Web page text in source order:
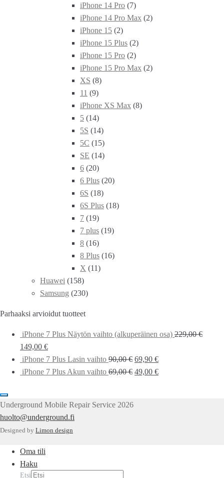
iPhone 14 Pro (7)
iPhone 14 Pro Max (2)
iPhone 15 (2)
iPhone 15 Plus (2)
iPhone 15 Pro (2)
iPhone 15 Pro Max (2)
XS (8)
11 (9)
iPhone XS Max (8)
5 (14)
5S (14)
5C (15)
SE (14)
6 (20)
6 Plus (20)
6S (18)
6S Plus (18)
7 (19)
7 plus (19)
8 (16)
8 Plus (16)
X (11)
Huawei (158)
Samsung (230)
Parhaaksi arvioidut tuotteet
iPhone 7 Plus Näytön vaihto (alkuperäinen osa) 229,00€
149,00 €
iPhone 7 Plus Lasin vaihto 90,00€ 69,90 €
iPhone 7 Plus Akun vaihto 69,00€ 49,00 €
Underground Mobile Repair Service 2026
huolto@underground.fi
Designed by Limon design
Oma tili
Haku
Etsi